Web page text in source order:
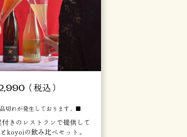
（税込）
切れが発生しております。■
付きのレストランで提供して
koyoiの飲み比べセット。